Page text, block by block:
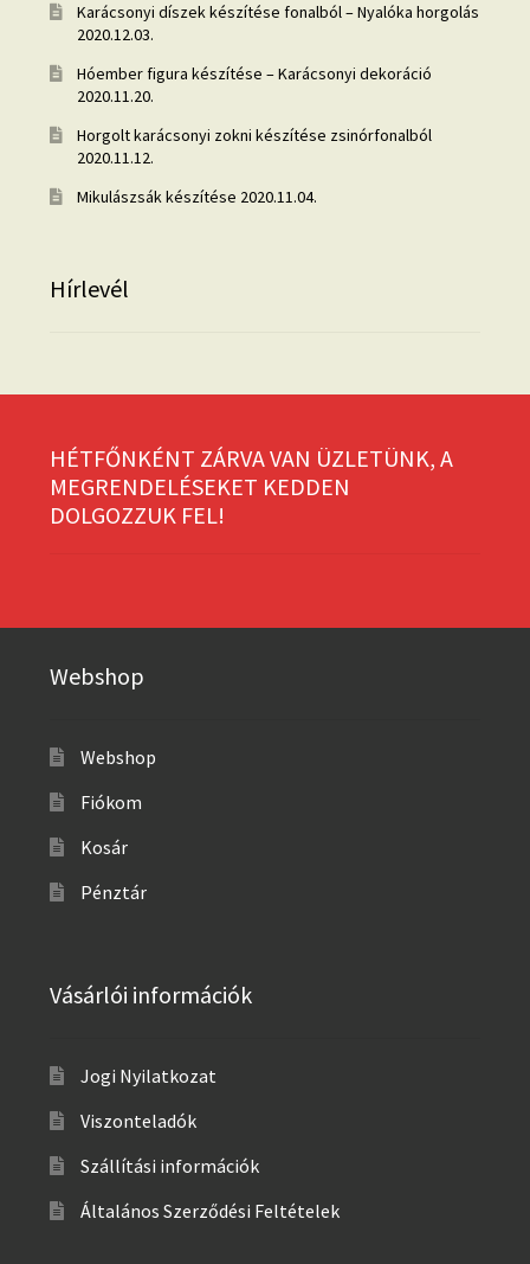
Karácsonyi díszek készítése fonalból – Nyalóka horgolás
2020.12.03.
Hóember figura készítése – Karácsonyi dekoráció
2020.11.20.
Horgolt karácsonyi zokni készítése zsinórfonalból
2020.11.12.
Mikulászsák készítése 2020.11.04.
Hírlevél
HÉTFŐNKÉNT ZÁRVA VAN ÜZLETÜNK, A
MEGRENDELÉSEKET KEDDEN
DOLGOZZUK FEL!
Webshop
Webshop
Fiókom
Kosár
Pénztár
Vásárlói információk
Jogi Nyilatkozat
Viszonteladók
Szállítási információk
Általános Szerződési Feltételek